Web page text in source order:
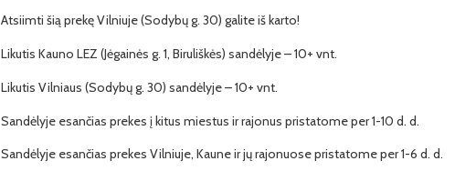
Atsiimti šią prekę Vilniuje (Sodybų g. 30) galite iš karto!
Likutis Kauno LEZ (Jėgainės g. 1, Biruliškės) sandėlyje – 10+ vnt.
Likutis Vilniaus (Sodybų g. 30) sandėlyje – 10+ vnt.
Sandėlyje esančias prekes į kitus miestus ir rajonus pristatome per 1-10 d. d.
Sandėlyje esančias prekes Vilniuje, Kaune ir jų rajonuose pristatome per 1-6 d. d.